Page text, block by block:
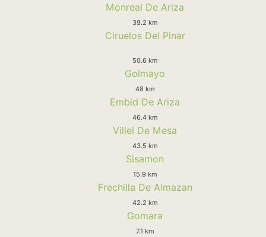
Monreal De Ariza
39.2 km
Ciruelos Del Pinar
50.6 km
Golmayo
48 km
Embid De Ariza
46.4 km
Villel De Mesa
43.5 km
Sisamon
15.9 km
Frechilla De Almazan
42.2 km
Gomara
7.1 km